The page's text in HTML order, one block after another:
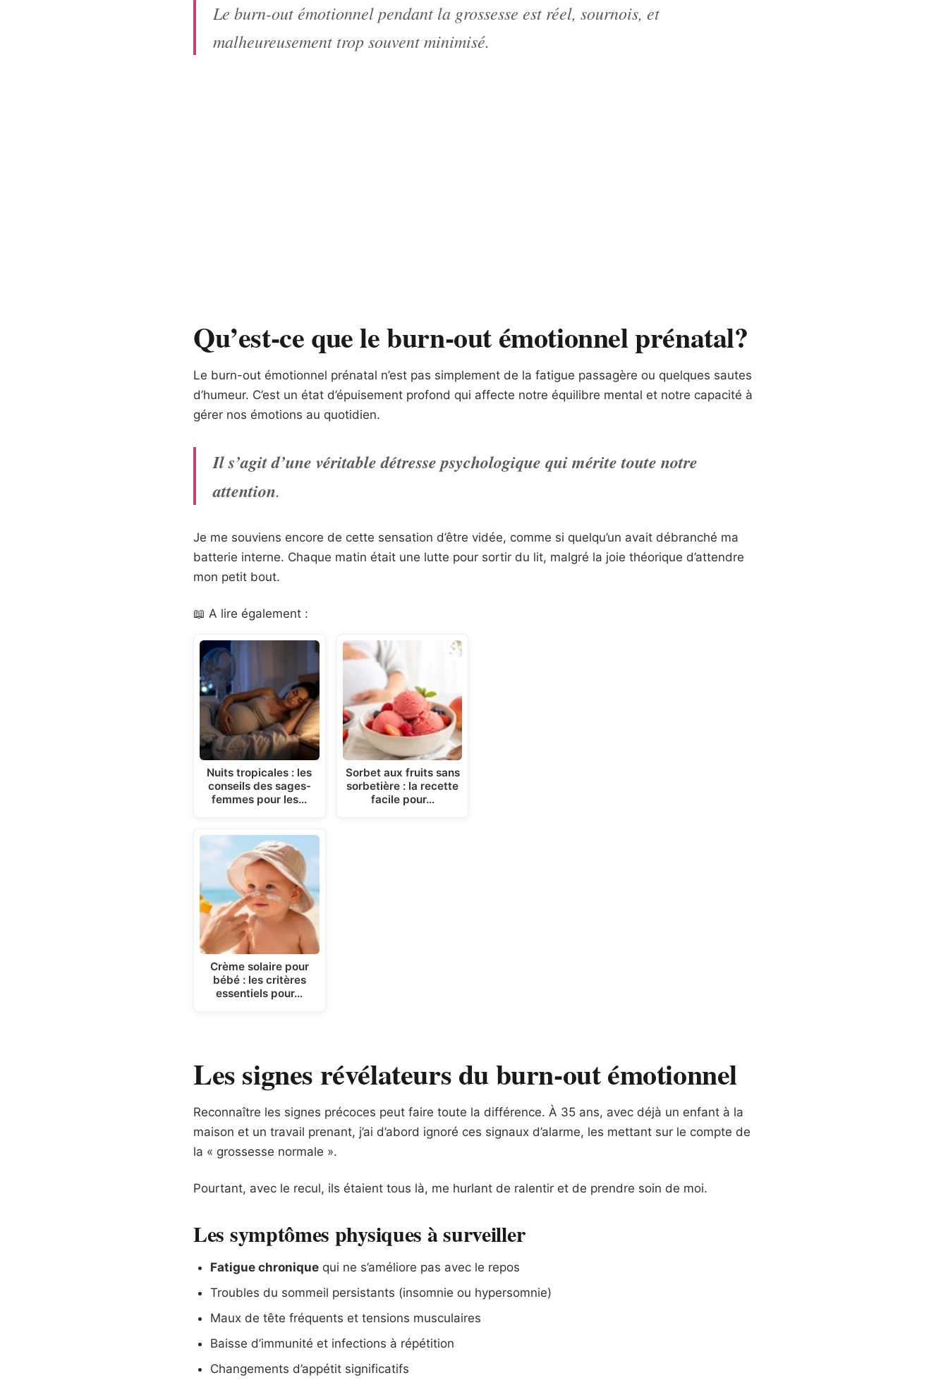
Le burn-out émotionnel pendant la grossesse est réel, sournois, et
malheureusement trop souvent minimisé.
Qu’est-ce que le burn-out émotionnel prénatal?
Le burn-out émotionnel prénatal n’est pas simplement de la fatigue passagère ou quelques sautes
d’humeur. C’est un état d’épuisement profond qui affecte notre équilibre mental et notre capacité à
gérer nos émotions au quotidien.
Il s’agit d’une véritable détresse psychologique qui mérite toute notre
attention.
Je me souviens encore de cette sensation d’être vidée, comme si quelqu’un avait débranché ma
batterie interne. Chaque matin était une lutte pour sortir du lit, malgré la joie théorique d’attendre
mon petit bout.
📖 A lire également :
Nuits tropicales : les
conseils des sages-
femmes pour les…
Crème solaire pour
bébé : les critères
essentiels pour…
Sorbet aux fruits sans
sorbetière : la recette
facile pour…
Les signes révélateurs du burn-out émotionnel
Reconnaître les signes précoces peut faire toute la différence. À 35 ans, avec déjà un enfant à la
maison et un travail prenant, j’ai d’abord ignoré ces signaux d’alarme, les mettant sur le compte de
la « grossesse normale ».
Pourtant, avec le recul, ils étaient tous là, me hurlant de ralentir et de prendre soin de moi.
Les symptômes physiques à surveiller
Fatigue chronique qui ne s’améliore pas avec le repos
Troubles du sommeil persistants (insomnie ou hypersomnie)
Maux de tête fréquents et tensions musculaires
Baisse d’immunité et infections à répétition
Changements d’appétit significatifs